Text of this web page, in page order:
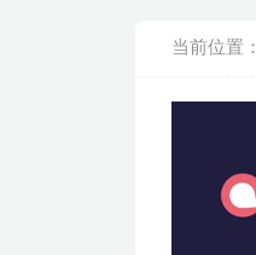
当前位置：